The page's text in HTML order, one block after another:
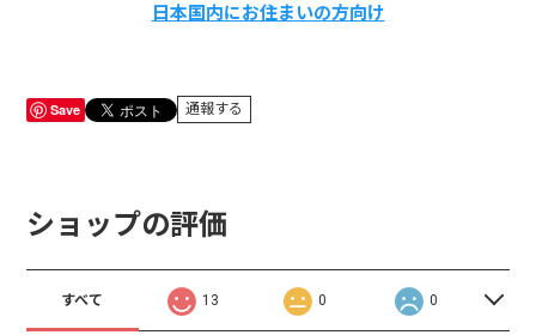
日本国内にお住まいの方向け
Save 通報する
ショップの評価
すべて 13 0 0